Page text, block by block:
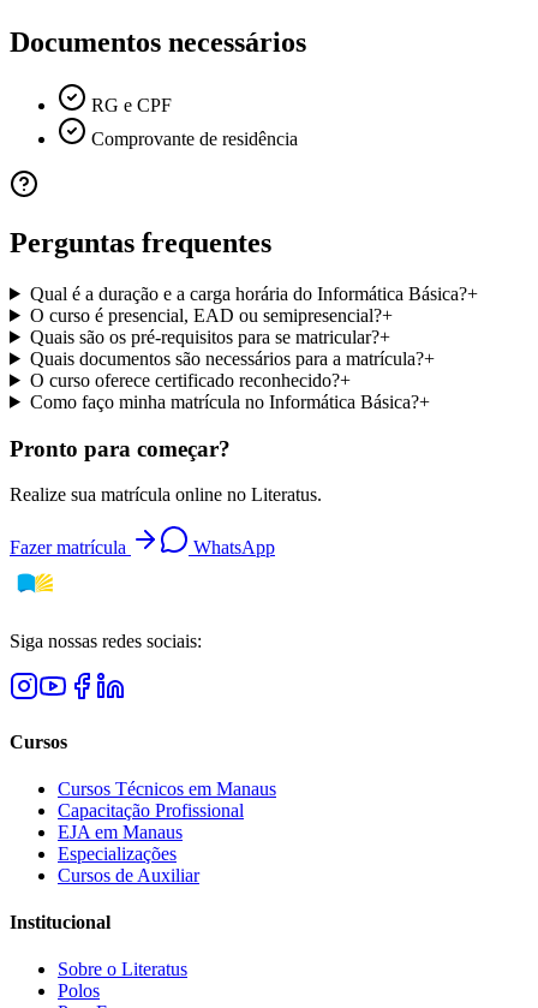
Documentos necessários
RG e CPF
Comprovante de residência
Perguntas frequentes
Qual é a duração e a carga horária do Informática Básica?+
O curso é presencial, EAD ou semipresencial?+
Quais são os pré-requisitos para se matricular?+
Quais documentos são necessários para a matrícula?+
O curso oferece certificado reconhecido?+
Como faço minha matrícula no Informática Básica?+
Pronto para começar?
Realize sua matrícula online no Literatus.
Fazer matrícula WhatsApp
Siga nossas redes sociais:
Cursos
Cursos Técnicos em Manaus
Capacitação Profissional
EJA em Manaus
Especializações
Cursos de Auxiliar
Institucional
Sobre o Literatus
Polos